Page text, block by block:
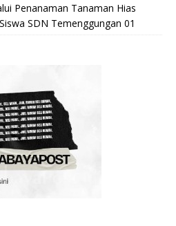
Penanaman Tanaman Hias
SDN Temenggungan 01